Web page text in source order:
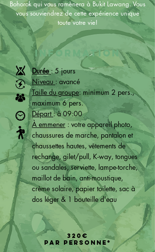
Bohorok qui vous ramènera à Bukit Lawang. Vous
vous souviendrez de cette expérience unique
toute votre vie!
INFORMATION
Durée : 5 jours
Niveau : avancé
Taille du groupe: minimum 2 pers.,
maximum 6 pers.
Départ: à 09:00
À emmener : votre appareil photo,
chaussures de marche, pantalon et
chaussettes hautes, vêtements de
rechange, gilet/pull, K-way, tongues
ou sandales, serviette, lampe-torche,
maillot de bain, anti-moustique,
crème solaire, papier toilette, sac à
dos léger & 1 bouteille d'eau
320€
pAr PERSONNE*